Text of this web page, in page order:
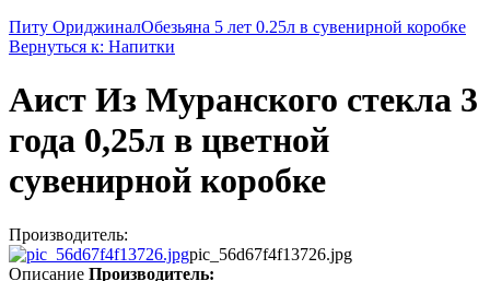
Питу ОриджиналОбезьяна 5 лет 0.25л в сувенирной коробке
Вернуться к: Напитки
Аист Из Муранского стекла 3
года 0,25л в цветной
сувенирной коробке
Производитель:
pic_56d67f4f13726.jpg
Описание Производитель: